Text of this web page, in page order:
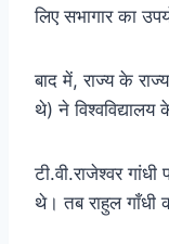
लिए सभागार का
बाद में, राज्य के
थे) ने
टी.वी.राजेश्वर
थे। तब राहुल गाँधी